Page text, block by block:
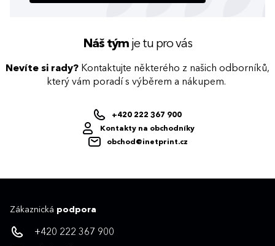
Náš týmje tu pro vás
Nevíte si rady? Kontaktujte některého z našich odborníků,
který vám poradí s výběrem a nákupem.
+420 222 367 900
Kontakty na obchodníky
obchod@inetprint.cz
Zákaznická podpora
+420 222 367 900